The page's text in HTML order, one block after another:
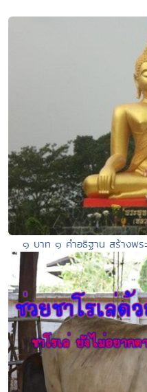
๑ บาท ๑ คำอธิฐาน สร้างพร